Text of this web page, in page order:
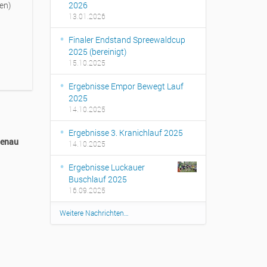
2026
13.01.2026
Finaler Endstand Spreewaldcup
2025 (bereinigt)
15.10.2025
Ergebnisse Empor Bewegt Lauf
2025
14.10.2025
Ergebnisse 3. Kranichlauf 2025
14.10.2025
Ergebnisse Luckauer
Buschlauf 2025
16.09.2025
Weitere Nachrichten…